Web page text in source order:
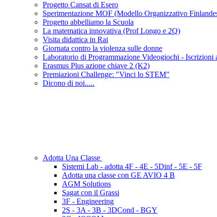
Progetto Cansat di Esero
Sperimentazione MOF (Modello Organizzativo
Progetto abbelliamo la Scuola
La matematica innovativa (Prof Longo e 2Q)
Visita didattica in Rai
Giornata contro la violenza sulle donne
Laboratorio di Programmazione Videogiochi - Iscrizioni
Erasmus Plus azione chiave 2 (K2)
Premiazioni Challenge: "Vinci lo STEM"
Dicono di noi.....
Adotta Una Classe
Sistemi Lab - adotta 4F - 4E - 5Dinf - 5E - 5F
Adotta una classe con GE AVIO 4 B
AGM Solutions
Sagat con il Grassi
3F - Engineering
2S - 3A - 3B - 3DCond - BGY